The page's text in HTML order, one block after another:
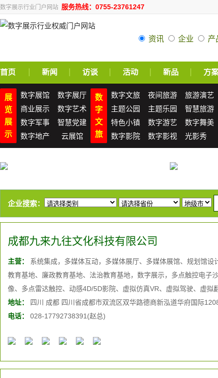
数字展示行业门户网站 服务热线：0755-23761247
资讯 企业
首页 新闻 访谈 活动 新品 方
展
览
展
示
数字展馆
数字展厅
商业展示
数字艺术
数字军事
智慧党建
数字地产
云展馆
数
字
文
旅
数字文旅 夜间旅游
旅游演艺
主题公园
主题乐园
智慧旅游
特色小镇
数字游艺
数字舞美
数字影院
数字影视 光影秀
企业搜索：
成都九来九往文化科技有限公司
主营：
系统集成，多媒体互动，多媒体展厅、多媒体展馆、规划馆
教育基地、廉政教育基地、法治教育基地，数字展示，多点触控电子
像、多点雷达触控、动感4D/5D影院、虚拟仿真VR、虚拟驾驶、虚拟
投影、大屏幕投影融合系统、液晶拼接、三维动画制作、互动软件开
统、家庭影院系统、背景音乐系统等多媒体音视频展览展示技术
地址：
四川 成都 四川省成都市双流区双华路德商新泓道华府国际
电话：
028-17792738391(赵总)